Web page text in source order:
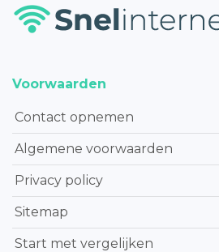
Voorwaarden
Contact opnemen
Algemene voorwaarden
Privacy policy
Sitemap
Start met vergelijken